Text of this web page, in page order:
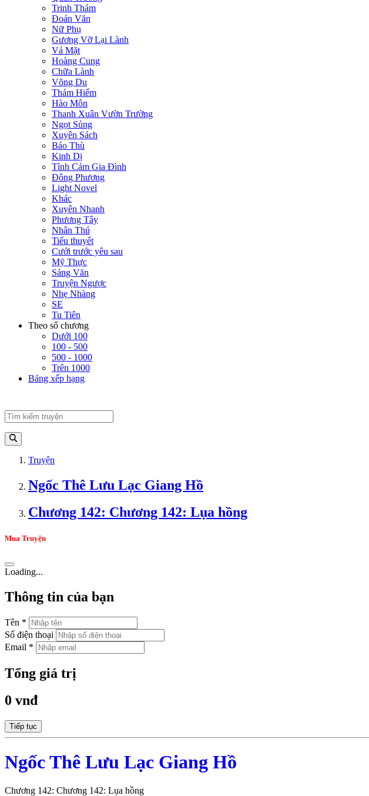
Trinh Thám
Đoản Văn
Nữ Phụ
Gương Vỡ Lại Lành
Vả Mặt
Hoàng Cung
Chữa Lành
Võng Du
Thám Hiểm
Hào Môn
Thanh Xuân Vườn Trường
Ngọt Sủng
Xuyên Sách
Báo Thù
Kinh Dị
Tình Cảm Gia Đình
Đông Phương
Light Novel
Khác
Xuyên Nhanh
Phương Tây
Nhân Thú
Tiểu thuyết
Cưới trước yêu sau
Mỹ Thực
Sảng Văn
Truyện Ngược
Nhẹ Nhàng
SE
Tu Tiên
Theo số chương
Dưới 100
100 - 500
500 - 1000
Trên 1000
Bảng xếp hạng
Truyện
Ngốc Thê Lưu Lạc Giang Hồ
Chương 142: Chương 142: Lụa hồng
Mua Truyện
Loading...
Thông tin của bạn
Tên *
Số điện thoại
Email *
Tổng giá trị
0 vnđ
Tiếp tục
Ngốc Thê Lưu Lạc Giang Hồ
Chương 142: Chương 142: Lụa hồng